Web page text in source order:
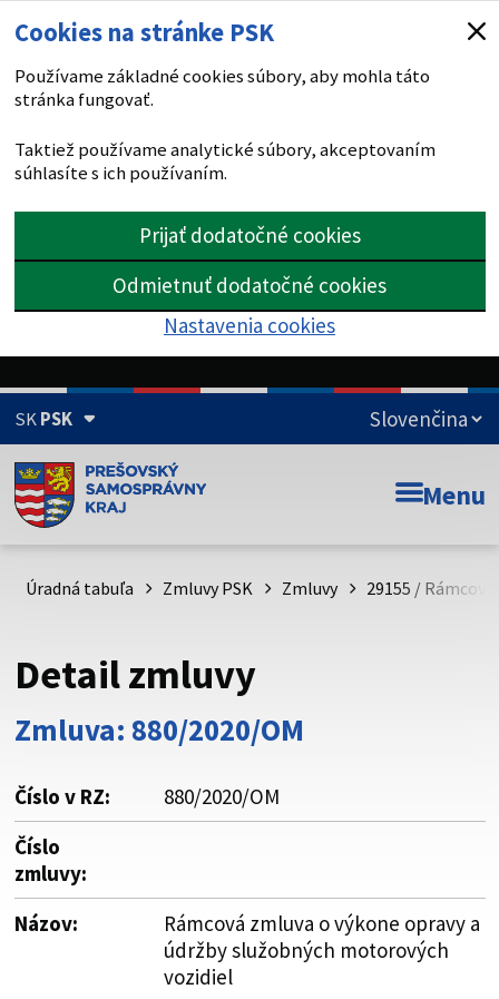
Cookies na stránke PSK
Používame základné cookies súbory, aby mohla táto
stránka fungovať.
Taktiež používame analytické súbory, akceptovaním
súhlasíte s ich používaním.
Prijať dodatočné cookies
Odmietnuť dodatočné cookies
Nastavenia cookies
SKPSK
Doména psk.sk je oficiálna
Toto je oficiálna webová stránka Prešovského
psk.sk.
Buďte pozorní a vždy sa uistite, že zdieľate informácie iba
cez zabezpečenú webovú stránku. Zabezpečená stránka
vždy začína https:// pred názvom domény webového sídla.
Menu
Úradná tabuľa Zmluvy PSK Zmluvy 29155 /
Detail zmluvy
Zmluva: 880/2020/OM
Číslo v RZ:
880/2020/OM
Číslo
zmluvy:
Názov:
Rámcová zmluva o výkone opravy a
údržby služobných motorových
vozidiel